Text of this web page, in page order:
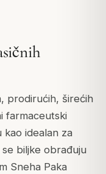
prodirućih, širećih
farmaceutski
kao idealan za
se biljke obrađuju
Sneha Paka